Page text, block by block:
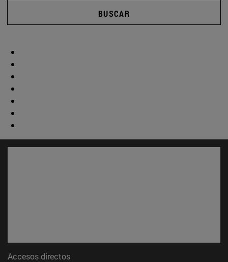
BUSCAR
Accesos directos